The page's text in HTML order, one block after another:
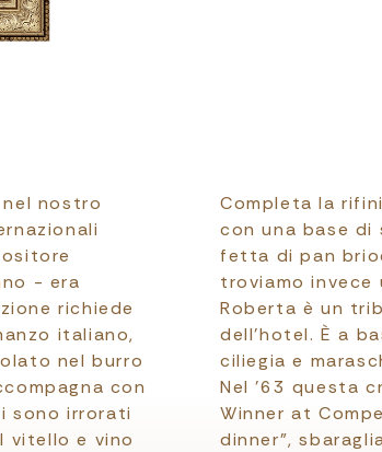
nostro
- era
richiede
italiano,
nel burro
con
sono irrorati
vitello e vino
Completa la
con una base
fetta di pan
troviamo
Roberta è un
dell’hotel. È a
ciliegia e
Nel ’63 questa
Winner at
dinner”,